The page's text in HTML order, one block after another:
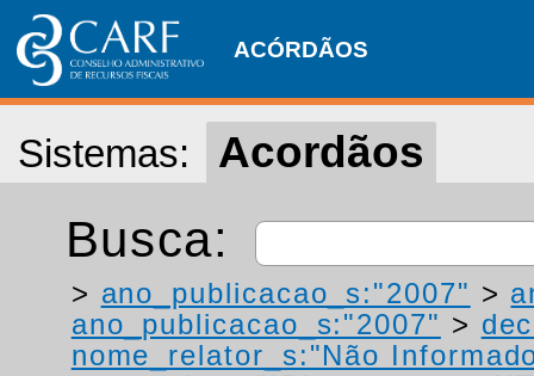
ACÓRDÃOS
Sistemas: Acordãos
Busca:
> ano_publicacao_s:"2007" >
ano_publicacao_s:"2007" >
nome_relator_s:"Não